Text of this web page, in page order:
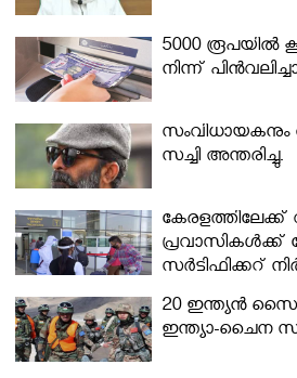
5000 രൂപയിൽ
നിന്ന്
സംവിധായകനും
സച്ചി അന്തരിച്ചു.
പ്രവാസികള്‍ക്ക്
സര്‍ട്ടിഫിക്കറ്റ്
മന്ത്രിസഭ
20 ഇന്ത്യൻ
ഇന്ത്യാ-ചൈന